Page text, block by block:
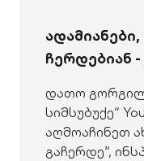
ჩერდებიან
დათო
სიმსუბუქე“
აღმოაჩინეთ
გაჩერდე“,